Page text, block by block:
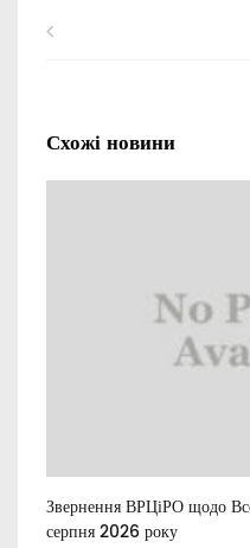
Схожі новини
Звернення ВРЦіРО щодо
серпня 2026 року